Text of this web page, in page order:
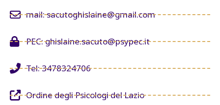
mail: sacutoghislaine@gmail.com
PEC: ghislaine.sacuto@psypec.it
Tel: 3478324706
Ordine degli Psicologi del Lazio